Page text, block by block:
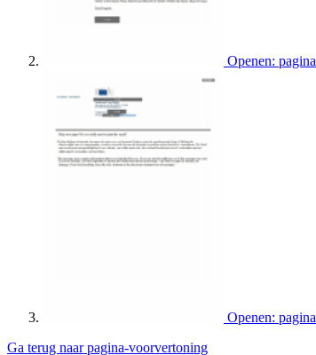
Openen:
Openen:
Ga terug naar pagina-voorvertoning